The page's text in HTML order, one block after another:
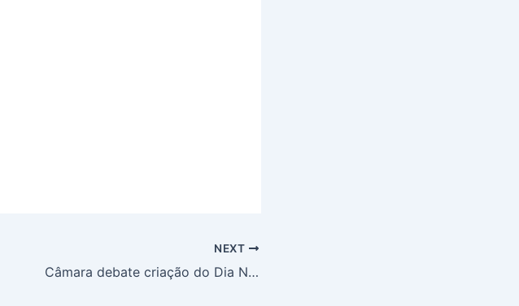
NEXT
Câmara debate criação do Dia Nacional do Associativismo e destaca impacto do modelo na economia brasileira